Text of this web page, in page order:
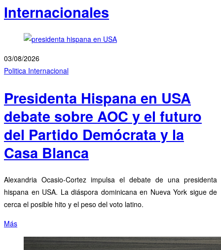
Internacionales
03/08/2026
Politica Internacional
Presidenta Hispana en USA
debate sobre AOC y el futuro
del Partido Demócrata y la
Casa Blanca
Alexandria Ocasio-Cortez impulsa el debate de una presidenta
hispana en USA. La diáspora dominicana en Nueva York sigue de
cerca el posible hito y el peso del voto latino.
Más